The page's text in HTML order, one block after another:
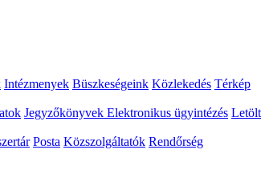
Intézmenyek Büszkeségeink Közlekedés Térkép
Jegyzőkönyvek Elektronikus ügyintézés
Posta Közszolgáltatók Rendőrség